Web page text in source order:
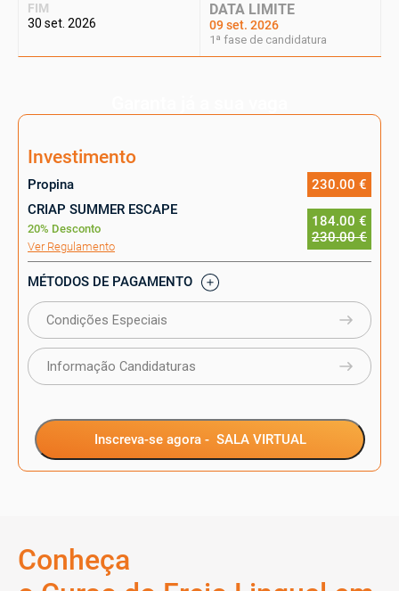
FIM
30 set. 2026
DATA LIMITE
09 set. 2026
1ª fase de candidatura
Investimento
Propina
230.00 €
CRIAP SUMMER ESCAPE
20% Desconto
Ver Regulamento
184.00 €
230.00 €
MÉTODOS DE PAGAMENTO
Condições Especiais
Informação Candidaturas
Inscreva-se agora - SALA VIRTUAL
Conheça